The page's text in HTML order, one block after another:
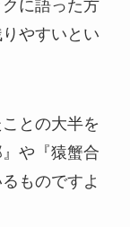
に語った方
やすいとい
との大半を
や『猿蟹合
ものですよ